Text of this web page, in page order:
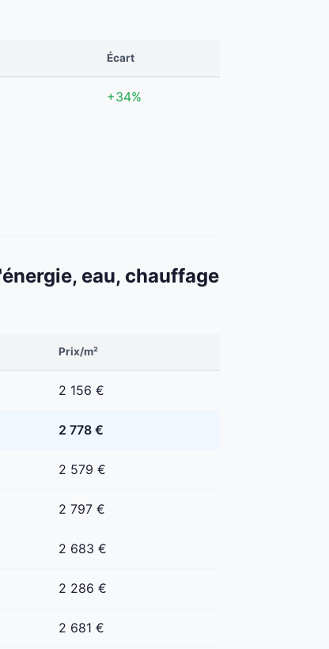
Écart
+34%
eau, chauffage
Prix/m²
2 156 €
2 778 €
2 579 €
2 797 €
2 683 €
2 286 €
2 681 €